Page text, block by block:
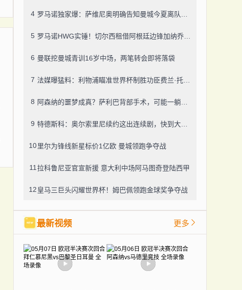
4
5
6 曼联挖曼城青训16岁中场，两笔转会即将落袋
7
8
9
10里尔为锋线新星标价1亿欧 曼城领跑争夺战
11 拉科鲁尼亚官宣新援 意大利中场阿马图奇登陆西甲
12皇马三巨头闪耀世界杯！姆巴佩领跑金球奖争夺战
最新视频 更多